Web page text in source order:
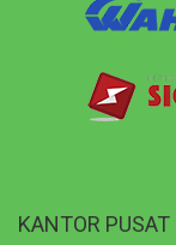
KANTOR PUSAT